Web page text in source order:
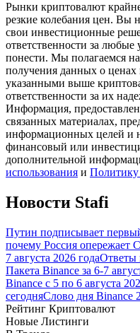
Гид
Руководство для
Торговые стратегии
Узнайте, как
Рынки криптовалют
резкие колебания цен. Вы
свои инвестиционные
ответственности за
понести. Мы полагаемся
получения данных о
указанными выше
ответственности за их
Информация,
связанных материалах,
информационных целей и
финансовый или
дополнительной
использования и Политику
Новости Stafi
Путин подписывает
почему Россия
7 августа 2026 годаОтветы
Пакета Binance за 6-7
Binance с 5 по 6 августа
сегодняСлово дня Binance
Рейтинг Криптовалют
Новые Листинги